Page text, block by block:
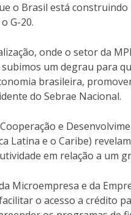
o Brasil está
G-20.
onde o setor da
um degrau para
brasileira,
do Sebrae Nacional.
e
Latina e o Caribe)
em relação a um
Microempresa e da
o acesso a crédito